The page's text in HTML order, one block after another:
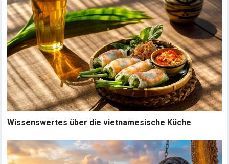
Wissenswertes über die vietnamesische Küche